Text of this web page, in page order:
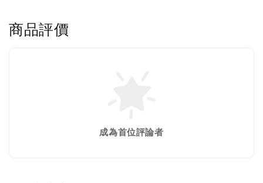
商品評價
成為首位評論者